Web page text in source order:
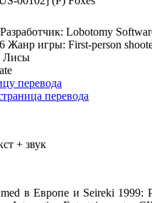
Разработчик: Lobotomy
Жанр игры: First-person
Лисы
перевода
перевода
+ звук
в Европе и Seireki